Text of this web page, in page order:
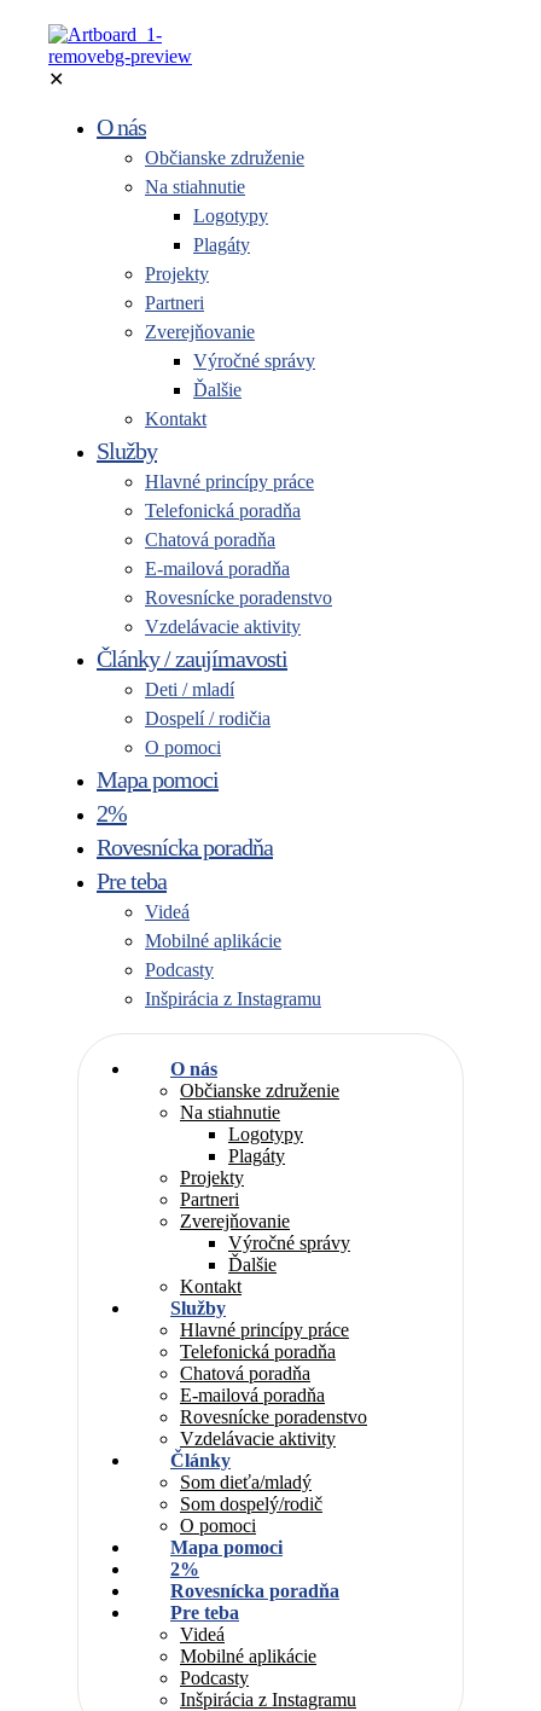
✕
O nás
Občianske združenie
Na stiahnutie
Logotypy
Plagáty
Projekty
Partneri
Zverejňovanie
Výročné správy
Ďalšie
Kontakt
Služby
Hlavné princípy práce
Telefonická poradňa
Chatová poradňa
E-mailová poradňa
Rovesnícke poradenstvo
Vzdelávacie aktivity
Články / zaujímavosti
Deti / mladí
Dospelí / rodičia
O pomoci
Mapa pomoci
2%
Rovesnícka poradňa
Pre teba
Videá
Mobilné aplikácie
Podcasty
Inšpirácia z Instagramu
O nás
Občianske združenie
Na stiahnutie
Logotypy
Plagáty
Projekty
Partneri
Zverejňovanie
Výročné správy
Ďalšie
Kontakt
Služby
Hlavné princípy práce
Telefonická poradňa
Chatová poradňa
E-mailová poradňa
Rovesnícke poradenstvo
Vzdelávacie aktivity
Články
Som dieťa/mladý
Som dospelý/rodič
O pomoci
Mapa pomoci
2%
Rovesnícka poradňa
Pre teba
Videá
Mobilné aplikácie
Podcasty
Inšpirácia z Instagramu